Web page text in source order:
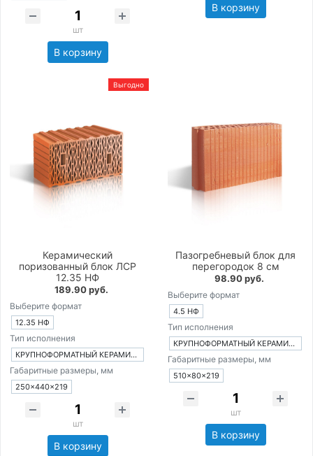
шт
В корзину
В корзину
Выгодно
Керамический
поризованный блок ЛСР
12.35 НФ
189.90 руб.
Выберите формат
12.35 НФ
Тип исполнения
КРУПНОФОРМАТНЫЙ КЕРАМИЧЕСКИЙ БЛОК
Габаритные размеры, мм
250×440×219
шт
В корзину
Пазогребневый блок для
перегородок 8 см
98.90 руб.
Выберите формат
4.5 НФ
Тип исполнения
КРУПНОФОРМАТНЫЙ КЕРАМИЧЕСКИЙ БЛОК
Габаритные размеры, мм
510×80×219
шт
В корзину